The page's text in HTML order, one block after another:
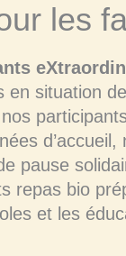
les
situation
pause
repas bio
et les